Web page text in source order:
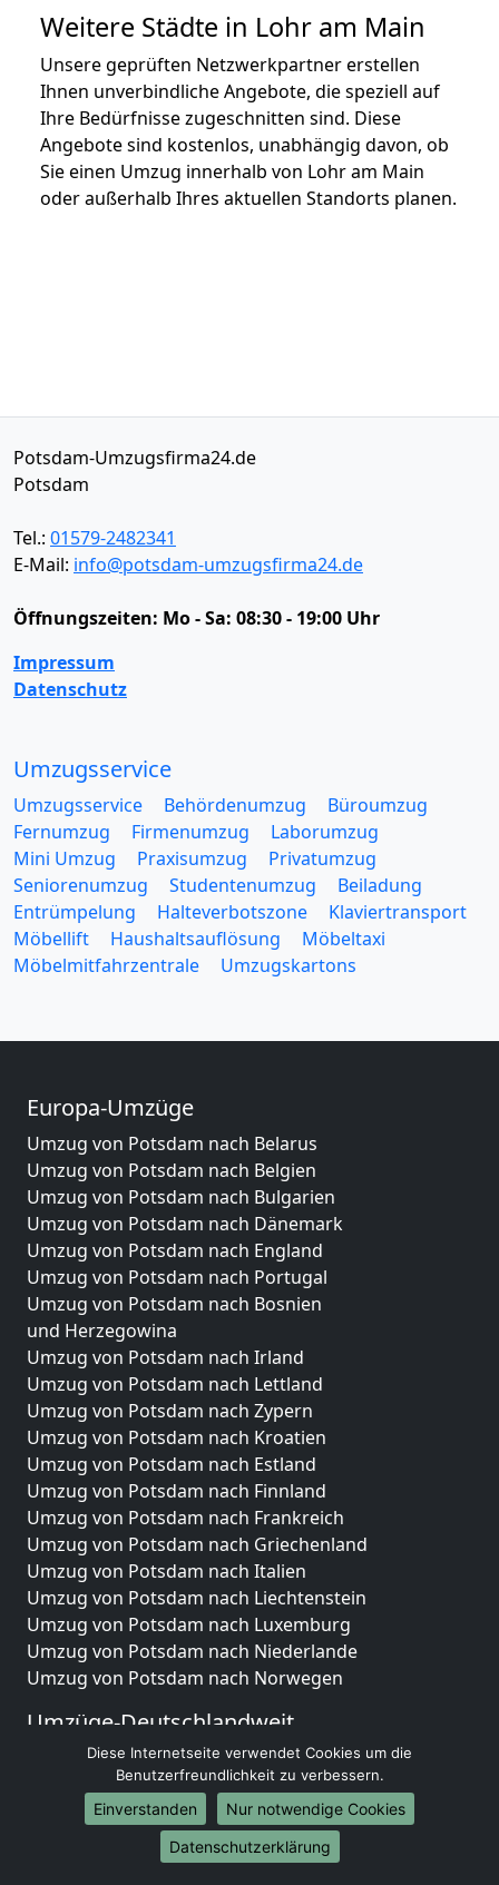
Weitere Städte in Lohr am Main
Unsere geprüften Netzwerkpartner erstellen
Ihnen unverbindliche Angebote, die speziell auf
Ihre Bedürfnisse zugeschnitten sind. Diese
Angebote sind kostenlos, unabhängig davon, ob
Sie einen Umzug innerhalb von Lohr am Main
oder außerhalb Ihres aktuellen Standorts planen.
Potsdam-Umzugsfirma24.de
Potsdam
Tel.: 01579-2482341
E-Mail: info@potsdam-umzugsfirma24.de
Öffnungszeiten: Mo - Sa: 08:30 - 19:00 Uhr
Impressum
Datenschutz
Umzugsservice
Umzugsservice Behördenumzug
Büroumzug
Fernumzug
Firmenumzug
Laborumzug
Mini Umzug
Praxisumzug
Privatumzug
Seniorenumzug
Studentenumzug
Beiladung
Entrümpelung
Halteverbotszone
Klaviertransport
Möbellift
Haushaltsauflösung
Möbeltaxi
Möbelmitfahrzentrale
Umzugskartons
Europa-Umzüge
Umzug von Potsdam nach Belarus
Umzug von Potsdam nach Belgien
Umzug von Potsdam nach Bulgarien
Umzug von Potsdam nach Dänemark
Umzug von Potsdam nach England
Umzug von Potsdam nach Portugal
Umzug von Potsdam nach Bosnien
und Herzegowina
Umzug von Potsdam nach Irland
Umzug von Potsdam nach Lettland
Umzug von Potsdam nach Zypern
Umzug von Potsdam nach Kroatien
Umzug von Potsdam nach Estland
Umzug von Potsdam nach Finnland
Umzug von Potsdam nach Frankreich
Umzug von Potsdam nach Griechenland
Umzug von Potsdam nach Italien
Umzug von Potsdam nach Liechtenstein
Umzug von Potsdam nach Luxemburg
Umzug von Potsdam nach Niederlande
Umzug von Potsdam nach Norwegen
Umzüge-Deutschlandweit
Umzug von Potsdam nach Berlin
Umzug von Potsdam nach Hamburg
Umzug von Potsdam nach München
Umzug von Potsdam nach Köln
Umzug von Potsdam nach Frankfurt am Main
Diese Internetseite verwendet Cookies um die
Benutzerfreundlichkeit zu verbessern.
Einverstanden
Nur notwendige Cookies
Datenschutzerklärung